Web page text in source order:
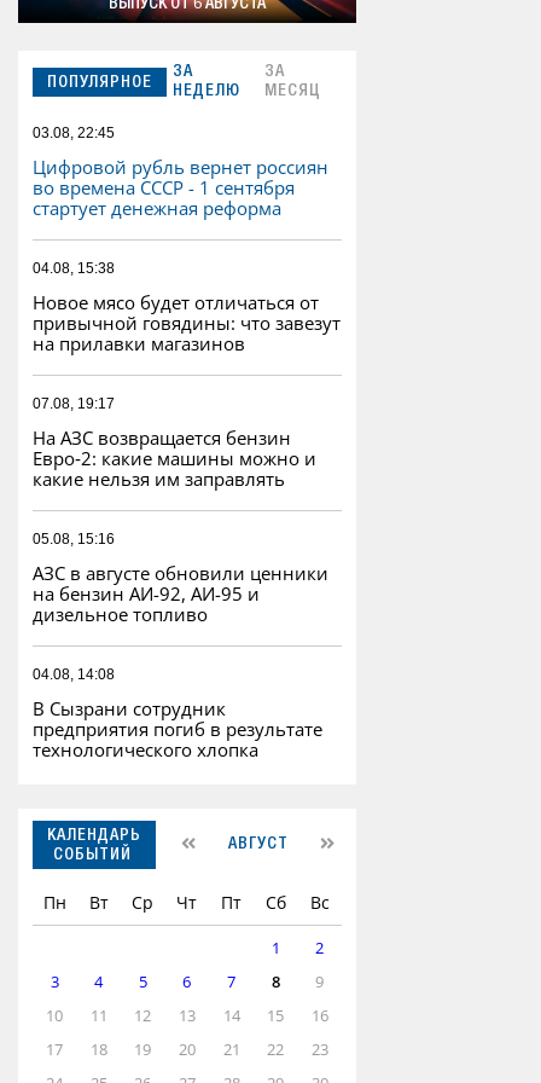
ВЫПУСК ОТ 6 АВГУСТА
ПОПУЛЯРНОЕ
ЗА
НЕДЕЛЮ
ЗА
МЕСЯЦ
03.08, 22:45
Цифровой рубль вернет россиян
во времена СССР - 1 сентября
стартует денежная реформа
04.08, 15:38
Новое мясо будет отличаться от
привычной говядины: что завезут
на прилавки магазинов
07.08, 19:17
На АЗС возвращается бензин
Евро‑2: какие машины можно и
какие нельзя им заправлять
05.08, 15:16
АЗС в августе обновили ценники
на бензин АИ-92, АИ-95 и
дизельное топливо
04.08, 14:08
В Сызрани сотрудник
предприятия погиб в результате
технологического хлопка
КАЛЕНДАРЬ
СОБЫТИЙ
АВГУСТ
Пн Вт Ср Чт Пт Сб Вс
1
2
3
4 5 6 7 8
9
10
11 12 13 14 15
16
17
18 19 20 21 22
23